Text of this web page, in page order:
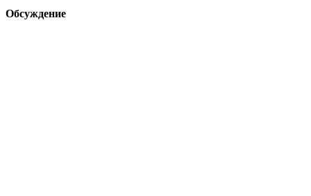
Обсуждение